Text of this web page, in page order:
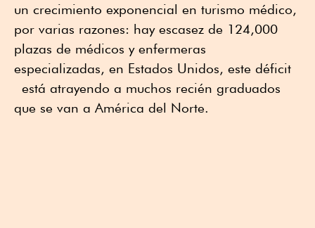
un crecimiento exponencial en turismo médico,
por varias razones: hay escasez de 124,000
plazas de médicos y enfermeras
especializadas, en Estados Unidos, este déficit
está atrayendo a muchos recién graduados
que se van a América del Norte.